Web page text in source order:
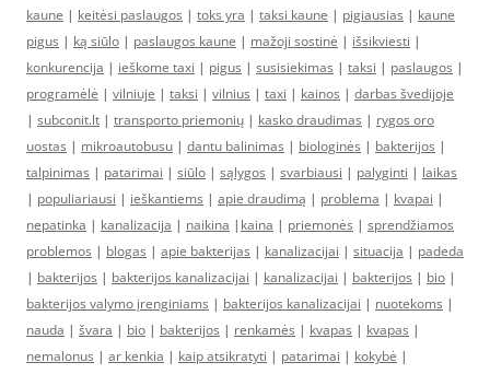
kaune | keitėsi paslaugos | toks yra | taksi kaune | pigiausias | kaune
pigus | ką siūlo | paslaugos kaune | mažoji sostinė | išsikviesti |
konkurencija | ieškome taxi | pigus | susisiekimas | taksi | paslaugos |
programėlė | vilniuje | taksi | vilnius | taxi | kainos | darbas švedijoje
| subconit.lt | transporto priemonių | kasko draudimas | rygos oro
uostas | mikroautobusu | dantu balinimas | biologinės | bakterijos |
talpinimas | patarimai | siūlo | sąlygos | svarbiausi | palyginti | laikas
| populiariausi | ieškantiems | apie draudimą | problema | kvapai |
nepatinka | kanalizacija | naikina | kaina | priemonės | sprendžiamos
problemos | blogas | apie bakterijas | kanalizacijai | situacija | padeda
| bakterijos | bakterijos kanalizacijai | kanalizacijai | bakterijos | bio |
bakterijos valymo įrenginiams | bakterijos kanalizacijai | nuotekoms |
nauda | švara | bio | bakterijos | renkamės | kvapas | kvapas |
nemalonus | ar kenkia | kaip atsikratyti | patarimai | kokybė |